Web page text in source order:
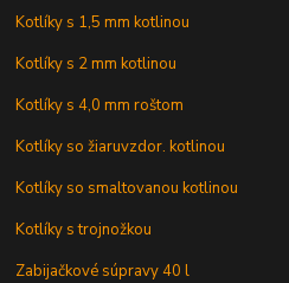
Kotlíky s 1,5 mm kotlinou
Kotlíky s 2 mm kotlinou
Kotlíky s 4,0 mm roštom
Kotlíky so žiaruvzdor. kotlinou
Kotlíky so smaltovanou kotlinou
Kotlíky s trojnožkou
Zabijačkové súpravy 40 l